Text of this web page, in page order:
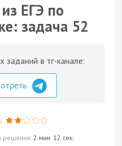
ЕГЭ по
задача 52
заданий в тг-канале:
решения: 2 мин. 12 сек.